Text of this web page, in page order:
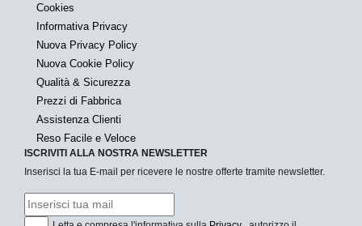
Cookies
Informativa Privacy
Nuova Privacy Policy
Nuova Cookie Policy
Qualità & Sicurezza
Prezzi di Fabbrica
Assistenza Clienti
Reso Facile e Veloce
ISCRIVITI ALLA NOSTRA NEWSLETTER
Inserisci la tua E-mail per ricevere le nostre offerte tramite newsletter.